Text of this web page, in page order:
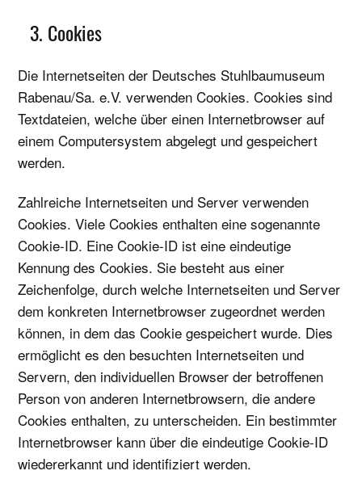
3. Cookies
Die Internetseiten der Deutsches Stuhlbaumuseum
Rabenau/Sa. e.V. verwenden Cookies. Cookies sind
Textdateien, welche über einen Internetbrowser auf
einem Computersystem abgelegt und gespeichert
werden.
Zahlreiche Internetseiten und Server verwenden
Cookies. Viele Cookies enthalten eine sogenannte
Cookie-ID. Eine Cookie-ID ist eine eindeutige
Kennung des Cookies. Sie besteht aus einer
Zeichenfolge, durch welche Internetseiten und Server
dem konkreten Internetbrowser zugeordnet werden
können, in dem das Cookie gespeichert wurde. Dies
ermöglicht es den besuchten Internetseiten und
Servern, den individuellen Browser der betroffenen
Person von anderen Internetbrowsern, die andere
Cookies enthalten, zu unterscheiden. Ein bestimmter
Internetbrowser kann über die eindeutige Cookie-ID
wiedererkannt und identifiziert werden.